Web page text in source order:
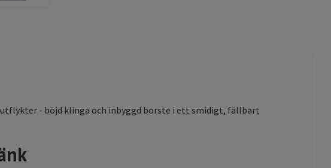
- böjd klinga och inbyggd borste i ett smidigt, fällbart